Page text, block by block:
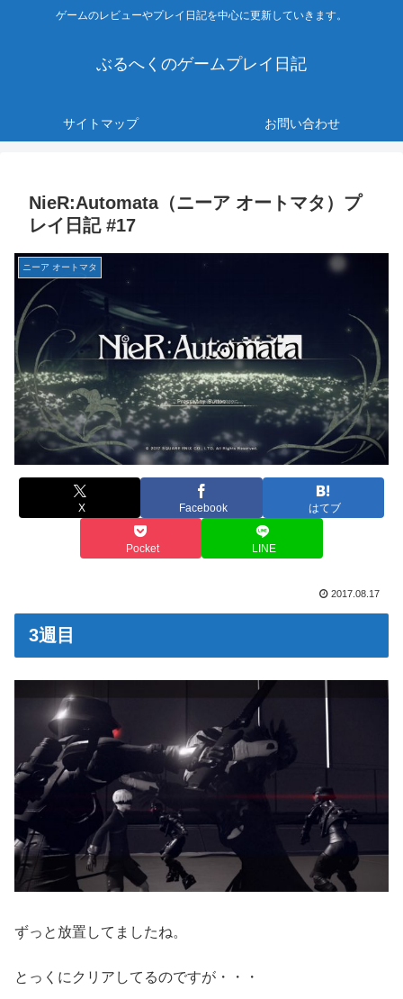
ゲームのレビューやプレイ日記を中心に更新していきます。
ぶるへくのゲームプレイ日記
サイトマップ お問い合わせ
NieR:Automata（ニーア オートマタ）プ
レイ日記 #17
ニーア オートマタ
X Facebook はてブ
Pocket LINE
2017.08.17
3週目
ずっと放置してましたね。
とっくにクリアしてるのですが・・・